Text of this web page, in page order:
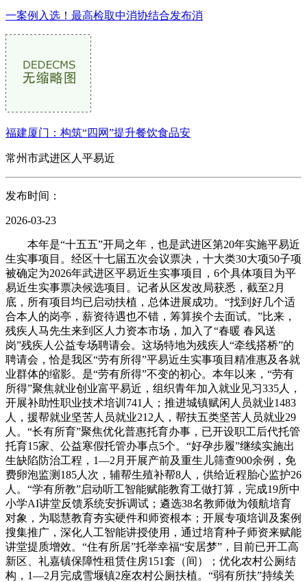
一案例入选！最高检取中消协结合发布消
福建厦门：构筑“四网”提升餐饮食品安
常州市武进区人平易近
发布时间：
2026-03-23
本年是“十五五”开局之年，也是武进区第20年实施平易近
生实事项目。经区十七届五次会议票决，十大类30大项50子项
被确定为2026年武进区平易近生实事项目，6个具体项目为平
易近生实事票决候选项目。记者从区发改局获悉，截至2月
底，所有项目均已启动扶植，总体进展成功。“找到好几个适
合本人的岗亭，薪资待遇也不错，筹算挨个去面试。”比来，
残疾人马先生来到区人力资本市场，加入了“春暖 春风送
岗”残疾人公益专场聘请会。这场特地为残疾人“牵线搭桥”的
聘请会，恰是我区“劳有所得”平易近生实事项目精准惠及各就
业群体的缩影。是“劳有所得”不变的初心。本年以来，“劳有
所得”聚焦就业创业富平易近，组织青年加入就业见习335人，
开展补助性职业技术培训741人；推进城镇赋闲人员就业1483
人，援帮就业坚苦人员就业212人，帮扶五类坚苦人员就业29
人。“长有所育”聚焦优化普惠托育办事，已开设职工后代托管
托育15家、公益寒假托管办事点5个。“好孕步履”继续实施出
生缺陷防治工程，1—2月开展产前及重生儿筛查900余例，免
费卵泡监测185人次，辅帮生殖补帮8人，供给近程胎心监护26
人。“学有所教”启动听工智能赋能教育工做打算，完成19所中
小学AI讲堂反馈系统安拆调试；遴选38名教师做为领航培育
对象，为聪慧教育夯实硬件和师资根本；开展专项培训及案例
搜集推广，深化人工智能讲授使用，通过培育种子师资来赋能
讲堂提质增效。“住有所居”托举幸福“安居梦”，目前已开工高
新区、礼嘉镇保障性租赁住房151套（间）；优化农村公厕结
构，1—2月完成雪堰镇2座农村公厕扶植。“弱有所扶”持续关